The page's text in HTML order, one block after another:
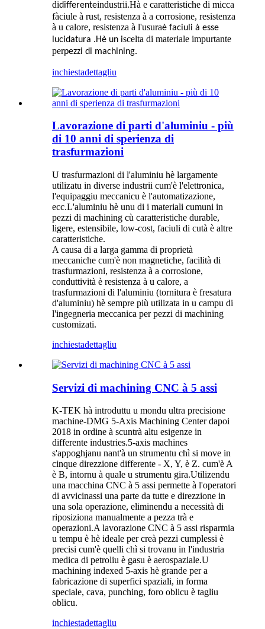
didifferenteindustrii.Hà e caratteristiche di micca
fàciule à rust, resistenza à a corrosione, resistenza
à u calore, resistenza à l'usuraè faciuli à esse
lucidatura .Hè un iscelta di materiale impurtante
perpezzi di machining.
inchiestadettagliu
Lavorazione di parti d'aluminiu - più
di 10 anni di sperienza di
trasfurmazioni
U trasfurmazioni di l'aluminiu hè largamente
utilizatu in diverse industrii cum'è l'elettronica,
l'equipaggiu meccanicu è l'automatizazione,
ecc.L'aluminiu hè unu di i materiali cumuni in
pezzi di machining cù caratteristiche durable,
ligere, estensibile, low-cost, faciuli di cutà è altre
caratteristiche.
A causa di a larga gamma di proprietà
meccaniche cum'è non magnetiche, facilità di
trasfurmazioni, resistenza à a corrosione,
conduttività è resistenza à u calore, a
trasfurmazioni di l'aluminiu (tornitura è fresatura
d'aluminiu) hè sempre più utilizata in u campu di
l'ingegneria meccanica per pezzi di machining
customizati.
inchiestadettagliu
Servizi di machining CNC à 5 assi
K-TEK hà introduttu u mondu ultra precisione
machine-DMG 5-Axis Machining Center dapoi
2018 in ordine à scuntrà altu esigenze in
differente industries.5-axis machines
s'appoghjanu nant'à un strumentu chì si move in
cinque direzzione differente - X, Y, è Z. cum'è A
è B, intornu à quale u strumentu gira.Utilizendu
una macchina CNC à 5 assi permette à l'operatori
di avvicinassi una parte da tutte e direzzione in
una sola operazione, eliminendu a necessità di
riposiziona manualmente a pezza trà e
operazioni.A lavorazione CNC à 5 assi risparmia
u tempu è hè ideale per creà pezzi cumplessi è
precisi cum'è quelli chì si trovanu in l'industria
medica di petroliu è gasu è aerospaziale.U
machining indexed 5-axis hè grande per a
fabricazione di superfici spaziali, in forma
speciale, cava, punching, foro oblicu è tagliu
oblicu.
inchiestadettagliu